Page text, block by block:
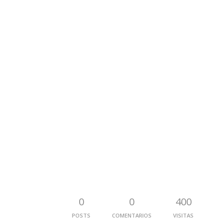
0
POSTS
0
COMENTARIOS
400
VISITAS